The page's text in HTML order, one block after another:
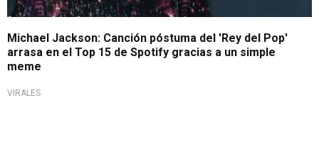
Michael Jackson: Canción póstuma del 'Rey del Pop'
arrasa en el Top 15 de Spotify gracias a un simple
meme
VIRALES